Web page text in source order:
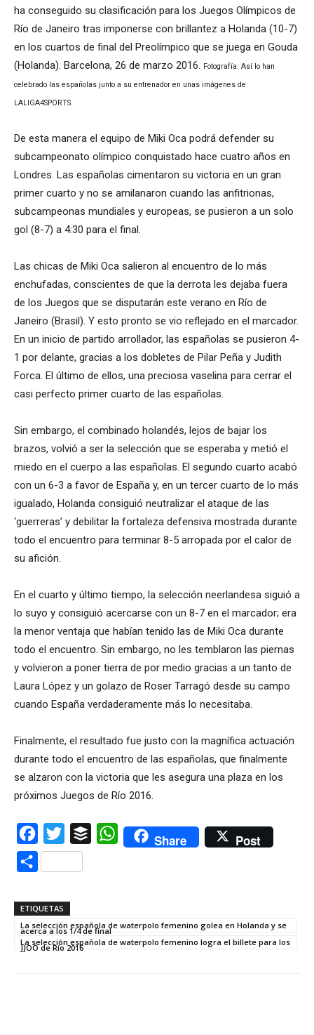
ha conseguido su clasificación para los Juegos Olímpicos de
Río de Janeiro tras imponerse con brillantez a Holanda (10-7)
en los cuartos de final del Preolímpico que se juega en Gouda
(Holanda). Barcelona, 26 de marzo 2016. Fotografía: Así lo han
celebrado las españolas junto a su entrenador en unas imágenes de
LALIGA4SPORTS.
De esta manera el equipo de Miki Oca podrá defender su
subcampeonato olímpico conquistado hace cuatro años en
Londres. Las españolas cimentaron su victoria en un gran
primer cuarto y no se amilanaron cuando las anfitrionas,
subcampeonas mundiales y europeas, se pusieron a un solo
gol (8-7) a 4:30 para el final.
Las chicas de Miki Oca salieron al encuentro de lo más
enchufadas, conscientes de que la derrota les dejaba fuera
de los Juegos que se disputarán este verano en Río de
Janeiro (Brasil). Y esto pronto se vio reflejado en el marcador.
En un inicio de partido arrollador, las españolas se pusieron 4-
1 por delante, gracias a los dobletes de Pilar Peña y Judith
Forca. El último de ellos, una preciosa vaselina para cerrar el
casi perfecto primer cuarto de las españolas.
Sin embargo, el combinado holandés, lejos de bajar los
brazos, volvió a ser la selección que se esperaba y metió el
miedo en el cuerpo a las españolas. El segundo cuarto acabó
con un 6-3 a favor de España y, en un tercer cuarto de lo más
igualado, Holanda consiguió neutralizar el ataque de las
‘guerreras’ y debilitar la fortaleza defensiva mostrada durante
todo el encuentro para terminar 8-5 arropada por el calor de
su afición.
En el cuarto y último tiempo, la selección neerlandesa siguió a
lo suyo y consiguió acercarse con un 8-7 en el marcador; era
la menor ventaja que habían tenido las de Miki Oca durante
todo el encuentro. Sin embargo, no les temblaron las piernas
y volvieron a poner tierra de por medio gracias a un tanto de
Laura López y un golazo de Roser Tarragó desde su campo
cuando España verdaderamente más lo necesitaba.
Finalmente, el resultado fue justo con la magnífica actuación
durante todo el encuentro de las españolas, que finalmente
se alzaron con la victoria que les asegura una plaza en los
próximos Juegos de Río 2016.
Facebook
Twitter Buffer WhatsAppShare Post
Compartir
ETIQUETAS
La selección española de waterpolo femenino golea en Holanda y se
acerca a los 1/4 de final
La selección española de waterpolo femenino logra el billete para los
JJOO de Río 2016